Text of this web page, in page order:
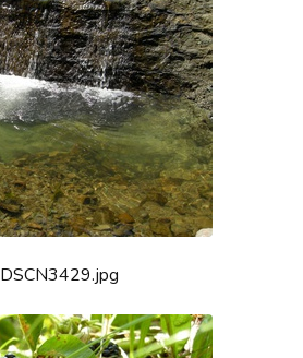
DSCN3429.jpg